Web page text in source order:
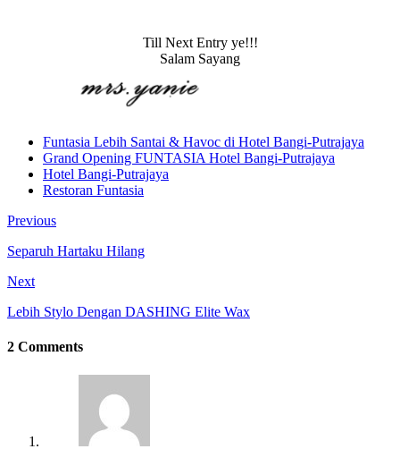
Till Next Entry ye!!!
Salam Sayang
Funtasia Lebih Santai & Havoc di Hotel Bangi-Putrajaya
Grand Opening FUNTASIA Hotel Bangi-Putrajaya
Hotel Bangi-Putrajaya
Restoran Funtasia
Previous
Separuh Hartaku Hilang
Next
Lebih Stylo Dengan DASHING Elite Wax
2 Comments